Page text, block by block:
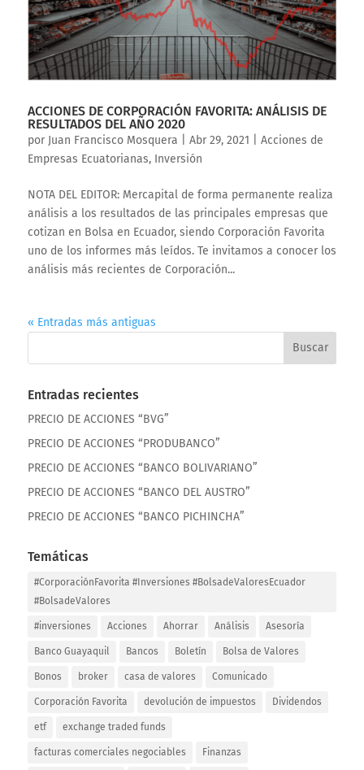
ACCIONES DE CORPORACIÓN FAVORITA: ANÁLISIS DE
RESULTADOS DEL AÑO 2020
por Juan Francisco Mosquera Abr 29, 2021
Acciones de
Empresas Ecuatorianas, Inversión
NOTA DEL EDITOR: Mercapital de forma permanente realiza
análisis a los resultados de las principales empresas que
cotizan en Bolsa en Ecuador, siendo Corporación Favorita
uno de los informes más leídos. Te invitamos a conocer los
análisis más recientes de Corporación...
« Entradas más antiguas
Entradas recientes
PRECIO DE ACCIONES “BVG”
PRECIO DE ACCIONES “PRODUBANCO”
PRECIO DE ACCIONES “BANCO BOLIVARIANO”
PRECIO DE ACCIONES “BANCO DEL AUSTRO”
PRECIO DE ACCIONES “BANCO PICHINCHA”
Temáticas
#CorporaciónFavorita #Inversiones #BolsadeValoresEcuador
#BolsadeValores
#inversiones Acciones Ahorrar Análisis Asesoría
Banco Guayaquil Bancos Boletín Bolsa de Valores
Bonos broker casa de valores Comunicado
Corporación Favorita devolución de impuestos Dividendos
etf exchange traded funds
facturas comerciales negociables Finanzas